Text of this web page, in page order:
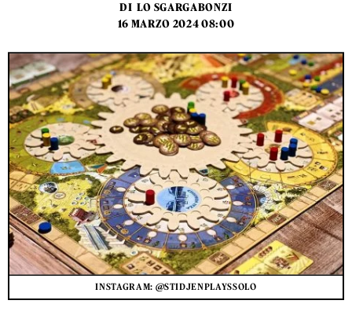
DI LO SGARGABONZI
16 MARZO 2024 08:00
INSTAGRAM: @STIDJENPLAYSSOLO